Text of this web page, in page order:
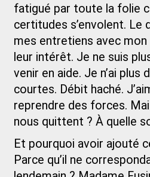
fatigué par toute la folie
certitudes s’envolent. Le
mes entretiens avec
leur intérêt. Je ne suis
venir en aide. Je n’ai plus
courtes. Débit haché.
reprendre des forces.
nous quittent ? À quelle
Et pourquoi avoir ajouté
Parce qu’il ne